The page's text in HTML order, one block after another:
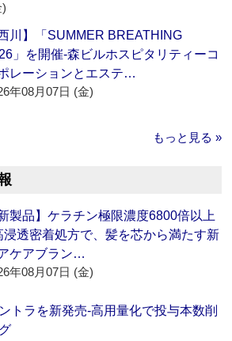
西川】「SUMMER BREATHING
」を開催‐森ビルホスピタリティーコ
レーションとエステ…
年08月07日 (金)
もっと見る »
新製品】ケラチン極限濃度6800倍以上
浸透密着処方で、髪を芯から満たす新
ケアブラン…
年08月07日 (金)
トラを新発売‐高用量化で投与本数削